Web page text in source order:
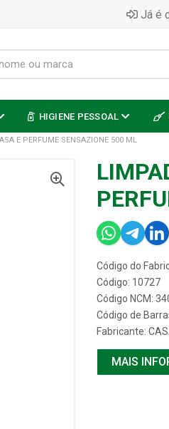
Já é
HIGIENE PESSOAL
E PERFUME SENSAZIONE 500 ML
Código do
Código: 10727
Código NCM:
Código de
Fabricante:
MAIS